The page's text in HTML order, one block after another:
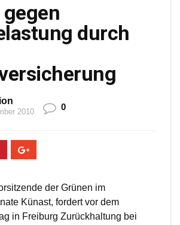
durch
2010 0
der Grünen im
Künast, fordert vor dem
in Freiburg Zurückhaltung bei